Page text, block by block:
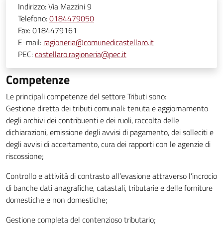
Indirizzo:Via Mazzini 9
Telefono:0184479050
Fax:0184479161
E-mail: ragioneria@comunedicastellaro.it
PEC:castellaro.ragioneria@pec.it
Competenze
Le principali competenze del settore Tributi sono:
Gestione diretta dei tributi comunali: tenuta e aggiornamento
degli archivi dei contribuenti e dei ruoli, raccolta delle
dichiarazioni, emissione degli avvisi di pagamento, dei solleciti e
degli avvisi di accertamento, cura dei rapporti con le agenzie di
riscossione;
Controllo e attività di contrasto all’evasione attraverso l’incrocio
di banche dati anagrafiche, catastali, tributarie e delle forniture
domestiche e non domestiche;
Gestione completa del contenzioso tributario;